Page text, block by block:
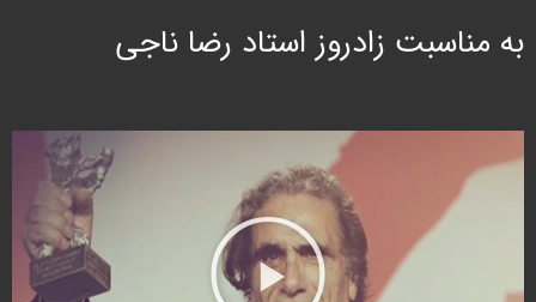
به مناسبت زادروز استاد رضا ناجی